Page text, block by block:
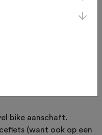
op pad te
bike aanschaft.
(want ook op een